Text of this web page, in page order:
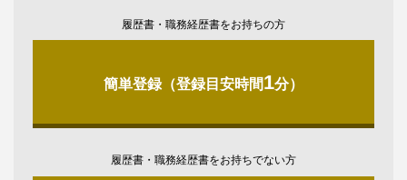
履歴書・職務経歴書をお持ちの方
簡単登録（登録目安時間1分）
履歴書・職務経歴書をお持ちでない方